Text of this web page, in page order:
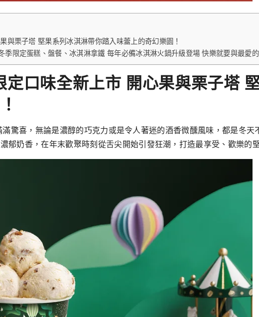
與栗子塔 堅果系列冰淇淋帶你踏入味蕾上的奇幻樂園！
季限定蛋糕、盤餐、冰淇淋拿鐵 每年必備冰淇淋火鍋升級登場 快樂就要與最愛
口味全新上市 開心果與栗子塔
驚喜，無論是濃醇的巧克力或是令人著迷的酒香微醺風味，都是冬
郁奶香，在年末歡聚時刻從舌尖開始引發狂潮，打造最享受、歡樂的